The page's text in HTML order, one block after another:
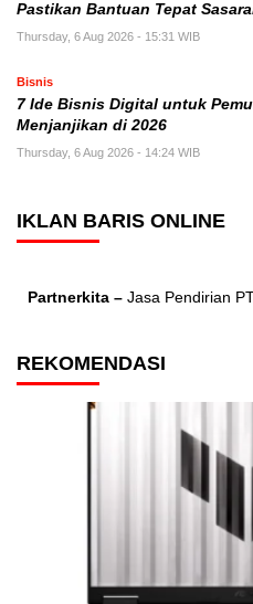
Pastikan Bantuan Tepat
Thursday, 6 Aug 2026 - 15:31 WIB
Bisnis
7 Ide Bisnis Digital untuk
Menjanjikan di 2026
Thursday, 6 Aug 2026 - 14:24 WIB
IKLAN BARIS ONLINE
Partnerkita – Jasa Pendirian
REKOMENDASI